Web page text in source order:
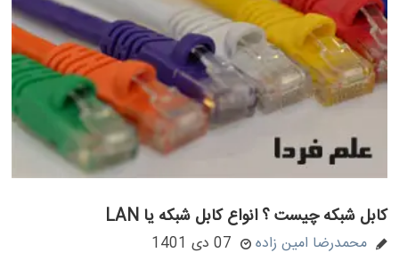
کابل شبکه چیست ؟ انواع کابل شبکه یا LAN
محمدرضا امین زاده 07 دی 1401